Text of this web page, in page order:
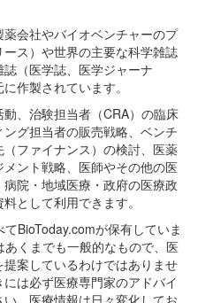
会社やバイオベンチャーのプ
ス）や世界の主要な科学雑誌
誌（医学誌、医学ジャーナ
作製されています。
、治験担当者（CRA）の臨床
グ担当者の販売戦略、ベンチ
ファイナンス）の検討、医薬
ント戦略、医師やその他の医
院・地域医療・政府の医療政
として利用できます。
BioToday.comが保有していま
くまでも一般的なもので、医
案しているわけではありませ
は必ず医療専門家のアドバイ